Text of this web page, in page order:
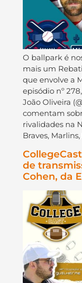
O ballpark é
mais um
que envolve a
episódio nº
João Oliveira
comentam
rivalidades na
Braves,
de
Cohen, da